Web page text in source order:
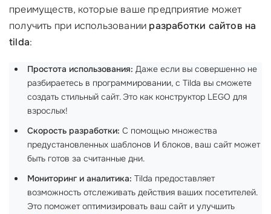
преимуществ, которые ваше предприятие может
получить при использовании разработки сайтов на
tilda:
Простота использования: Даже если вы совершенно не
разбираетесь в программировании, с Tilda вы сможете
создать стильный сайт. Это как конструктор LEGO для
взрослых!
Скорость разработки: С помощью множества
предустановленных шаблонов И блоков, ваш сайт может
быть готов за считанные дни.
Мониторинг и аналитика: Tilda предоставляет
возможность отслеживать действия ваших посетителей.
Это поможет оптимизировать ваш сайт и улучшить